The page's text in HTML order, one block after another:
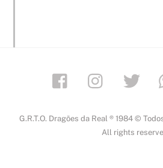
Facebook Instagram
G.R.T.O. Dragões da Real ® 1984 ©
All rights